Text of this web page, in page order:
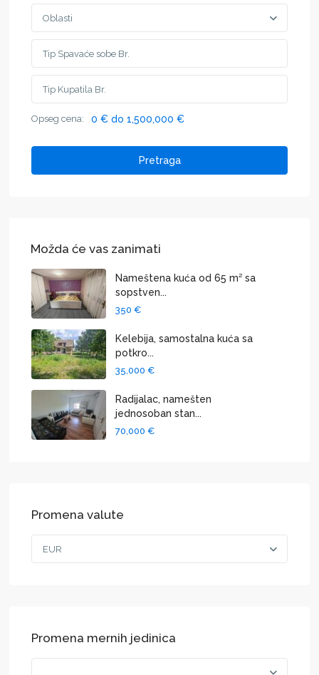
Oblasti
Opseg cena: 0 € do 1,500,000 €
Pretraga
Možda će vas zanimati
Nameštena kuća od 65 m² sa
sopstven...
350 €
Kelebija, samostalna kuća sa
potkro...
35,000 €
Radijalac, namešten
jednosoban stan...
70,000 €
Promena valute
EUR
Promena mernih jedinica